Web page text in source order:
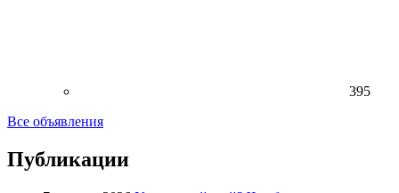
395
Все объявления
Публикации